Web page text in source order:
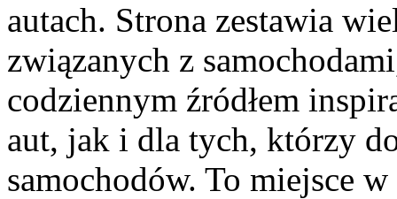
autach. Strona zestawia
związanych z
codziennym źródłem
aut, jak i dla tych, którzy
samochodów. To miejsce